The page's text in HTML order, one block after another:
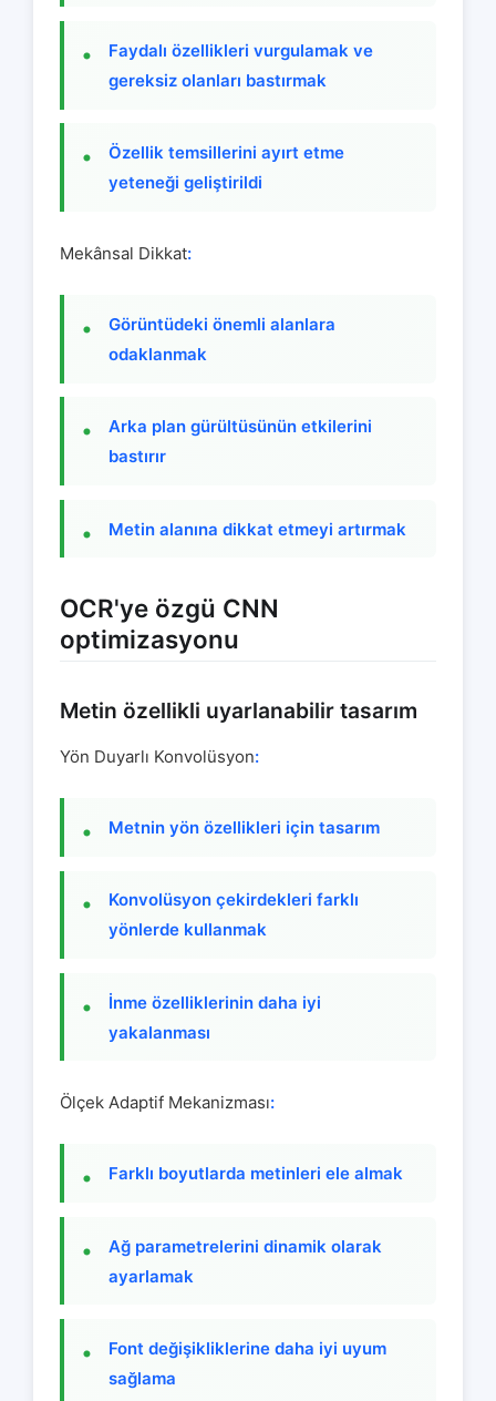
Faydalı özellikleri vurgulamak ve
gereksiz olanları bastırmak
Özellik temsillerini ayırt etme
yeteneği geliştirildi
Mekânsal Dikkat:
Görüntüdeki önemli alanlara
odaklanmak
Arka plan gürültüsünün etkilerini
bastırır
Metin alanına dikkat etmeyi artırmak
OCR'ye özgü CNN
optimizasyonu
Metin özellikli uyarlanabilir tasarım
Yön Duyarlı Konvolüsyon:
Metnin yön özellikleri için tasarım
Konvolüsyon çekirdekleri farklı
yönlerde kullanmak
İnme özelliklerinin daha iyi
yakalanması
Ölçek Adaptif Mekanizması:
Farklı boyutlarda metinleri ele almak
Ağ parametrelerini dinamik olarak
ayarlamak
Font değişikliklerine daha iyi uyum
sağlama